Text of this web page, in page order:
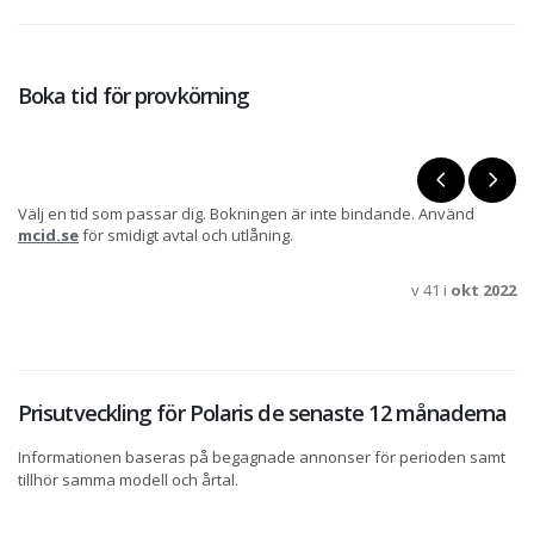
Boka tid för provkörning
Välj en tid som passar dig. Bokningen är inte bindande. Använd
mcid.seför smidigt avtal och utlåning.
v 41 i okt 2022
Prisutveckling för Polaris de senaste 12 månaderna
Informationen baseras på begagnade annonser för perioden samt
tillhör samma modell och årtal.